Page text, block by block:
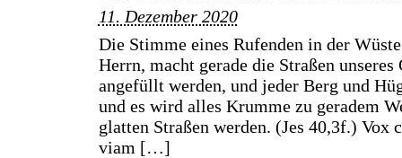
11. Dezember 2020
Die Stimme eines Rufenden in der
Herrn, macht gerade die Straßen
angefüllt werden, und jeder Berg und
und es wird alles Krumme zu geradem
glatten Straßen werden. (Jes 40,3f.) Vox
viam […]